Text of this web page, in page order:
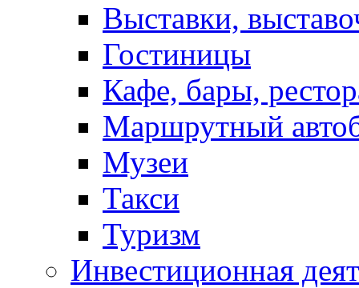
Выставки,
Гостиницы
Кафе, бары,
Маршрутный
Музеи
Такси
Туризм
Инвестиционная